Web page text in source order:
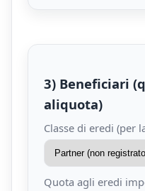
3) Beneficiari
aliquota)
Classe di eredi (per
Quota agli eredi